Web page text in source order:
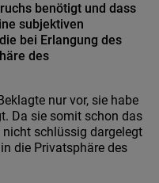
benötigt und dass
subjektiven
bei Erlangung des
des
nur vor, sie habe
Da sie somit schon das
schlüssig dargelegt
die Privatsphäre des